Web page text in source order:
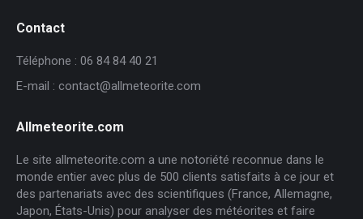
Contact
Téléphone : 06 84 84 40 21
E-mail : contact@allmeteorite.com
Allmeteorite.com
Le site allmeteorite.com a une notoriété reconnue dans le
monde entier avec plus de 500 clients satisfaits à ce jour et
des partenariats avec des scientifiques (France, Allemagne,
Japon, États-Unis) pour analyser des météorites et faire